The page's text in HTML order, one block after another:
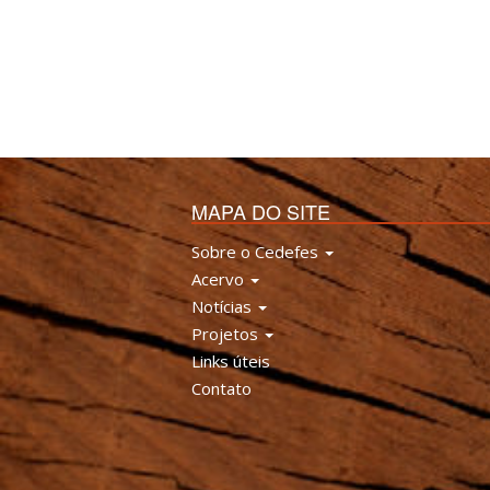
MAPA DO SITE
Sobre o Cedefes
Acervo
Notícias
Projetos
Links úteis
Contato